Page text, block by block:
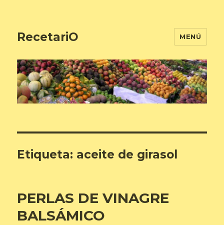
RecetariO MENÚ
Etiqueta: aceite de girasol
PERLAS DE VINAGRE
BALSÁMICO